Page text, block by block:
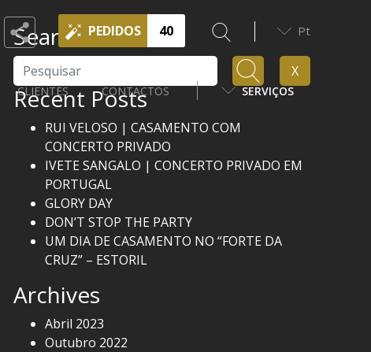
PEDIDOS 40 Pt
CLIENTES CONTACTOS SERVIÇOS
Search
Pesquisar X
Recent Posts
RUI VELOSO | CASAMENTO COM
CONCERTO PRIVADO
IVETE SANGALO | CONCERTO PRIVADO EM
PORTUGAL
GLORY DAY
DON’T STOP THE PARTY
UM DIA DE CASAMENTO NO “FORTE DA
CRUZ” – ESTORIL
Archives
Abril 2023
Outubro 2022